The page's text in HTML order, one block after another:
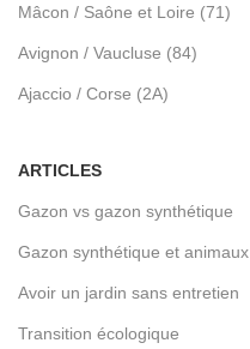
Mâcon / Saône et Loire (71)
Avignon / Vaucluse (84)
Ajaccio / Corse (2A)
ARTICLES
Gazon vs gazon synthétique
Gazon synthétique et animaux
Avoir un jardin sans entretien
Transition écologique